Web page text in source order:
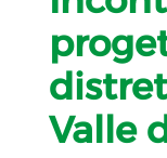
Valle